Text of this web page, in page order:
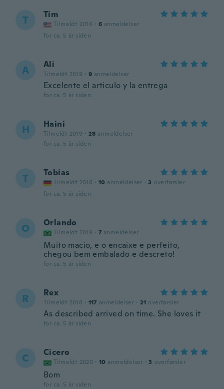
T Tim
Tilmeldt 2016 · 6 anmeldelser
for ca. 5 år siden
A Ali
Tilmeldt 2019 · 9 anmeldelser
Excelente el articulo y la entrega
for ca. 5 år siden
H Haini
Tilmeldt 2019 · 28 anmeldelser
for ca. 5 år siden
T Tobias
Tilmeldt 2018 · 10 anmeldelser · 3 overførsler
for ca. 5 år siden
O Orlando
Tilmeldt 2019 · 7 anmeldelser
Muito macio, e o encaixe e perfeito,
chegou bem embalado e descreto!
for ca. 5 år siden
R Rex
Tilmeldt 2018 · 117 anmeldelser · 21 overførsler
As described arrived on time. She loves it
for ca. 5 år siden
C Cicero
Tilmeldt 2020 · 10 anmeldelser · 3 overførsler
Bom
for ca. 5 år siden